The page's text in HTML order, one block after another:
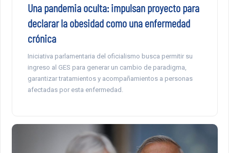
Una pandemia oculta: impulsan proyecto para
declarar la obesidad como una enfermedad
crónica
Iniciativa parlamentaria del oficialismo busca permitir su
ingreso al GES para generar un cambio de paradigma,
garantizar tratamientos y acompañamientos a personas
afectadas por esta enfermedad.